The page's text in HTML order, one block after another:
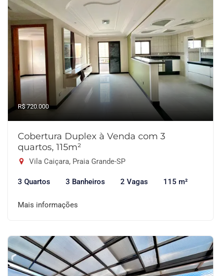
R$ 720.000
Cobertura Duplex à Venda com 3
quartos, 115m²
Vila Caiçara, Praia Grande-SP
3 Quartos 3 Banheiros 2 Vagas 115 m²
Mais informações